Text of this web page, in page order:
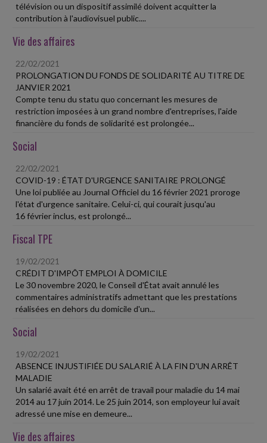
télévision ou un dispositif assimilé doivent acquitter la
contribution à l'audiovisuel public....
Vie des affaires
22/02/2021
PROLONGATION DU FONDS DE SOLIDARITÉ AU TITRE DE
JANVIER 2021
Compte tenu du statu quo concernant les mesures de
restriction imposées à un grand nombre d'entreprises, l'aide
financière du fonds de solidarité est prolongée...
Social
22/02/2021
COVID-19 : ÉTAT D'URGENCE SANITAIRE PROLONGÉ
Une loi publiée au Journal Officiel du 16 février 2021 proroge
l'état d'urgence sanitaire. Celui-ci, qui courait jusqu'au
16 février inclus, est prolongé...
Fiscal TPE
19/02/2021
CRÉDIT D'IMPÔT EMPLOI À DOMICILE
Le 30 novembre 2020, le Conseil d'État avait annulé les
commentaires administratifs admettant que les prestations
réalisées en dehors du domicile d'un...
Social
19/02/2021
ABSENCE INJUSTIFIÉE DU SALARIÉ À LA FIN D'UN ARRÊT
MALADIE
Un salarié avait été en arrêt de travail pour maladie du 14 mai
2014 au 17 juin 2014. Le 25 juin 2014, son employeur lui avait
adressé une mise en demeure...
Vie des affaires